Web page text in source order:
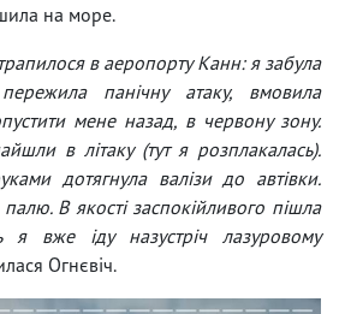
на море.
в аеропорту Канн: я забула
панічну атаку, вмовила
мене назад, в червону зону.
в літаку (тут я розплакалась).
дотягнула валізи до автівки.
В якості заспокійливого пішла
вже іду назустріч лазуровому
Огнєвіч.